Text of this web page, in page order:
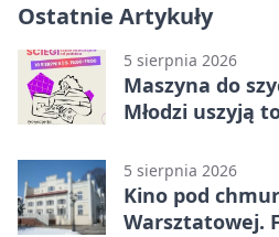
Ostatnie Artykuły
5 sierpnia 2026
Maszyna do
Młodzi uszyją
5 sierpnia 2026
Kino pod
Warsztatowej.